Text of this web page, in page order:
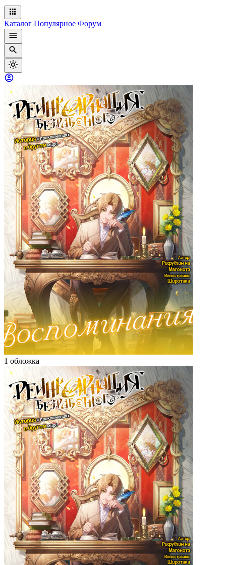
Каталог Популярное Форум
1 обложка